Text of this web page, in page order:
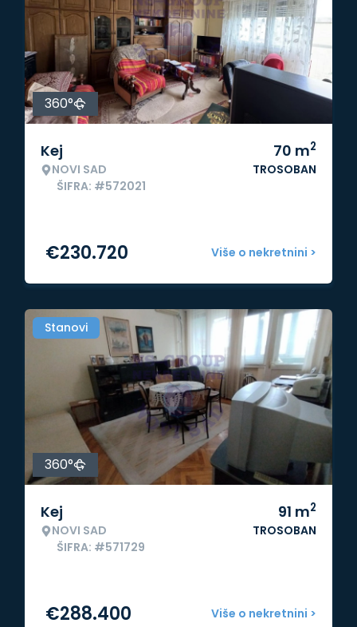
360°
Kej
NOVI SAD
ŠIFRA: #572021
70 m2
TROSOBAN
Više o nekretnini >
€230.720
Stanovi
360°
Kej
NOVI SAD
ŠIFRA: #571729
91 m2
TROSOBAN
Više o nekretnini >
€288.400